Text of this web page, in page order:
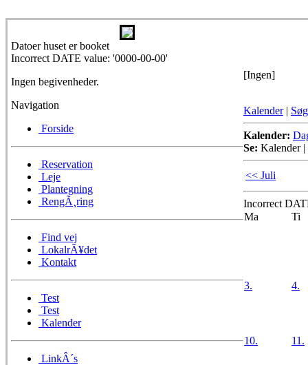
Datoer huset er booket
Incorrect DATE value: '0000-00-00'
Ingen begivenheder.
Navigation
Forside
Reservation
Leje
Plantegning
RengÃ¸ring
Find vej
LokalrÃ¥det
Kontakt
Test
Test
Kalender
LinkÂ´s
[Ingen]
Kalender | Søg
Kalender:
Se: Kalender|
<< Juli
Incorrect
Ma
Ti
3. 4.
10. 11.